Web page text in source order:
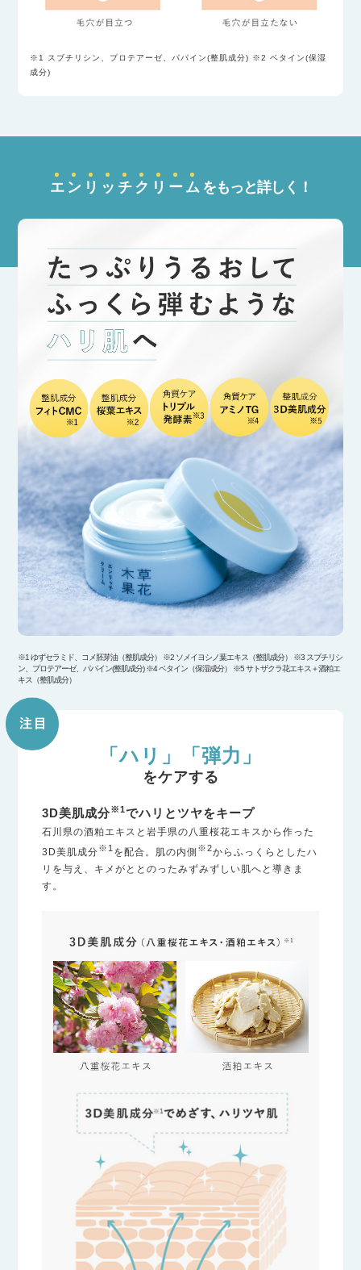
※1 スブチリシン、プロテアーゼ、パパイン(整肌成分) ※2 ベタイン(保湿
成分)
エ ン リ ッ チ ク リ ー ムをもっと詳しく！
※1 ゆずセラミド、コメ胚芽油（整肌成分） ※2 ソメイヨシノ葉エキス（整肌成分） ※3 スブチリシ
ン、プロテアーゼ、パパイン(整肌成分) ※4 ベタイン（保湿成分） ※5 サトザクラ花エキス＋酒粕エ
キス（整肌成分）
「ハリ」「弾力」
をケアする
3D美肌成分※1でハリとツヤをキープ
石川県の酒粕エキスと岩手県の八重桜花エキスから作った
3D美肌成分※1 を配合。肌の内側 ※2からふっくらとしたハ
リを与え、キメがととのったみずみずしい肌へと導きま
す。